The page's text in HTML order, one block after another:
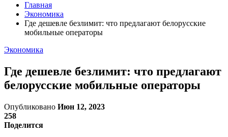
Главная
Экономика
Где дешевле безлимит: что предлагают белорусские
мобильные операторы
Экономика
Где дешевле безлимит: что предлагают
белорусские мобильные операторы
Опубликовано Июн 12, 2023
258
Поделится